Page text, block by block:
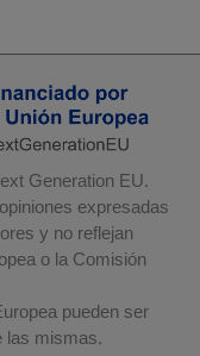
Generation EU.
expresadas
y no reflejan
o la Comisión
pueden ser
las mismas.